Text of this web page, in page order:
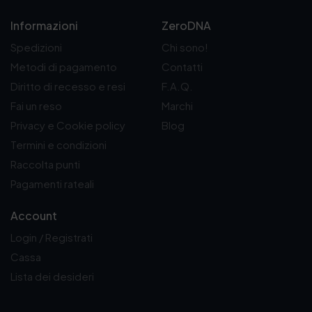
Informazioni
Spedizioni
Metodi di pagamento
Diritto di recesso e resi
Fai un reso
Privacy e Cookie policy
Termini e condizioni
Raccolta punti
Pagamenti rateali
Account
Login / Registrati
Cassa
Lista dei desideri
ZeroDNA
Chi sono!
Contatti
F.A.Q.
Marchi
Blog